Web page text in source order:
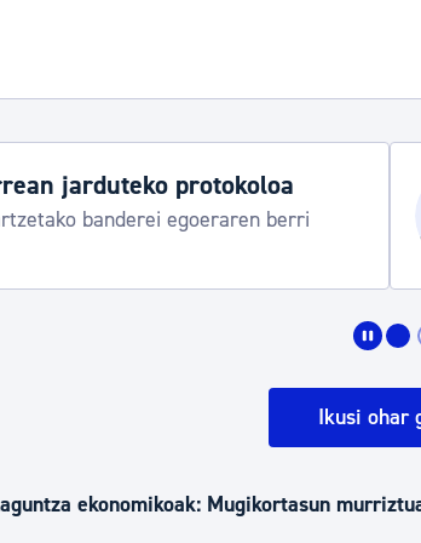
jarduteko protokoloa
banderei egoeraren berri
Ikusi ohar
ekonomikoak: Mugikortasun